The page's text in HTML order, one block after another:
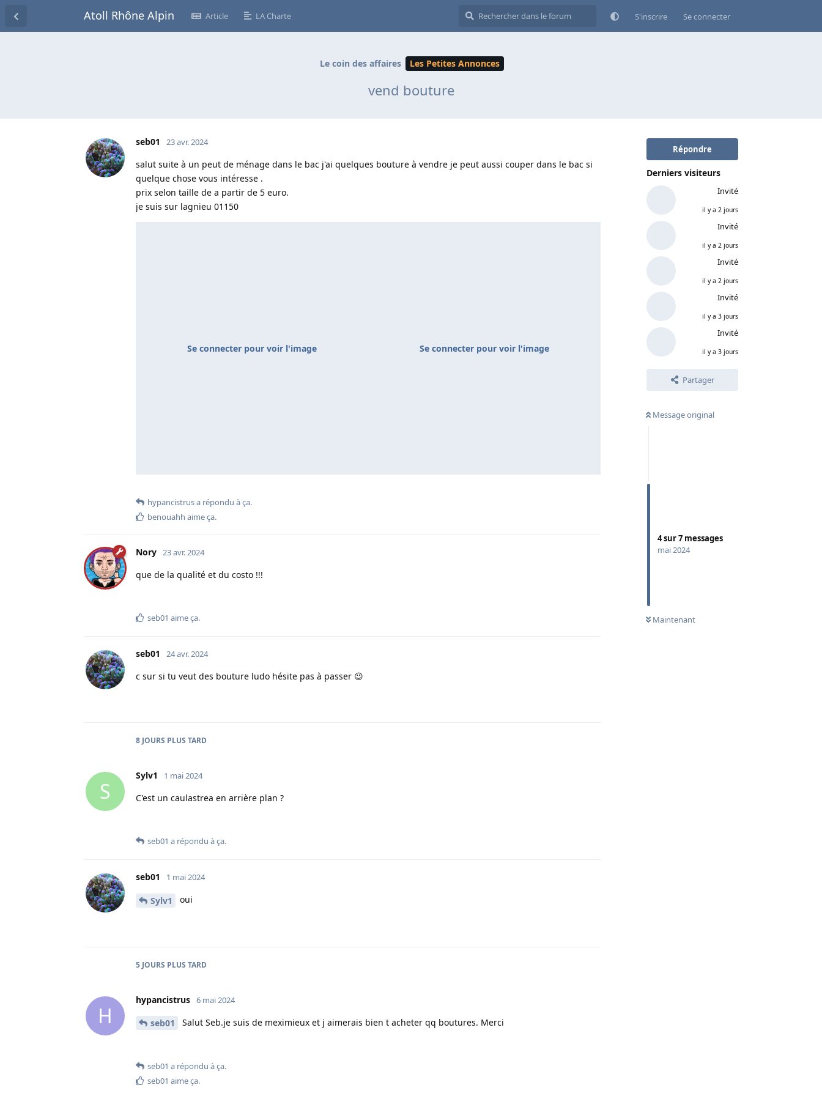
Atoll Rhône Alpin Article LA Charte S'inscrire Se connecter
Le coin des affaires Les Petites Annonces
vend bouture
Répondre
Derniers visiteurs
Invité
il y a 2 jours
Invité
il y a 2 jours
Invité
il y a 2 jours
Invité
il y a 3 jours
Invité
il y a 3 jours
Partager
Message original
4sur7 messages
mai 2024
Maintenant
seb01 23 avr. 2024
salut suite à un peut de ménage dans le bac j'ai quelques bouture à vendre je peut aussi couper dans le bac si
quelque chose vous intéresse .
prix selon taille de a partir de 5 euro.
je suis sur lagnieu 01150
Se connecter pour voir l'image Se connecter pour voir l'image
hypancistrusa répondu à ça.
benouahh aime ça.
Nory 23 avr. 2024
que de la qualité et du costo !!!
seb01 aime ça.
seb01 24 avr. 2024
c sur si tu veut des bouture ludo hésite pas à passer 😉
8 JOURS PLUS TARD
S
Sylv1 1 mai 2024
C'est un caulastrea en arrière plan ?
seb01 a répondu à ça.
seb01 1 mai 2024
Sylv1 oui
5 JOURS PLUS TARD
H
hypancistrus 6 mai 2024
seb01 Salut Seb.je suis de meximieux et j aimerais bien t acheter qq boutures. Merci
seb01 a répondu à ça.
seb01 aime ça.